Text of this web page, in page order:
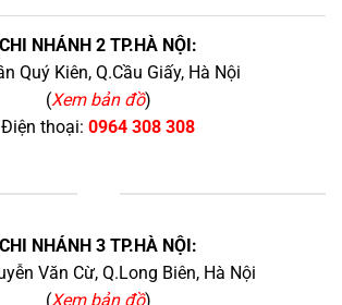
CHI NHÁNH 2 TP.HÀ NỘI:
Quý Kiên, Q.Cầu Giấy, Hà Nội
(Xem bản đồ)
Điện thoại: 0964 308 308
CHI NHÁNH 3 TP.HÀ NỘI:
Văn Cừ, Q.Long Biên, Hà Nội
(Xem bản đồ)